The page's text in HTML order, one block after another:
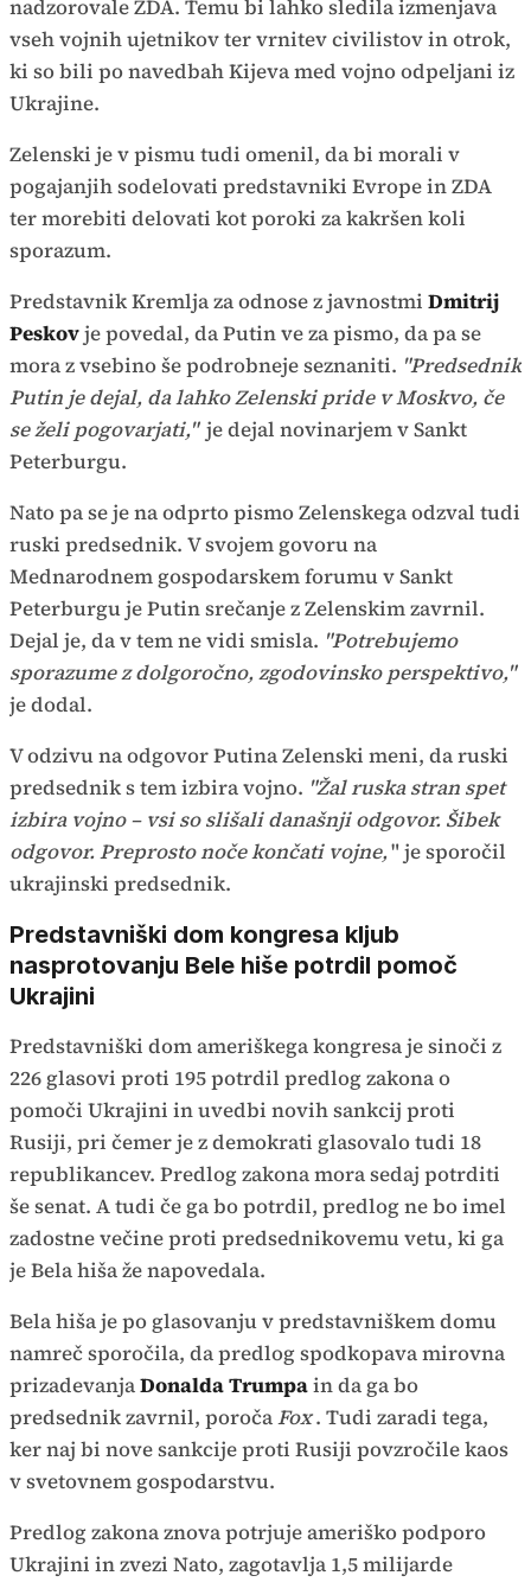
nadzorovale ZDA. Temu bi lahko sledila izmenjava
vseh vojnih ujetnikov ter vrnitev civilistov in otrok,
ki so bili po navedbah Kijeva med vojno odpeljani iz
Ukrajine.
Zelenski je v pismu tudi omenil, da bi morali v
pogajanjih sodelovati predstavniki Evrope in ZDA
ter morebiti delovati kot poroki za kakršen koli
sporazum.
Predstavnik Kremlja za odnose z javnostmi Dmitrij
Peskovje povedal, da Putin ve za pismo, da pa se
mora z vsebino še podrobneje seznaniti. "Predsednik
Putin je dejal, da lahko Zelenski pride v Moskvo, če
se želi pogovarjati," je dejal novinarjem v Sankt
Peterburgu.
Nato pa se je na odprto pismo Zelenskega odzval tudi
ruski predsednik. V svojem govoru na
Mednarodnem gospodarskem forumu v Sankt
Peterburgu je Putin srečanje z Zelenskim zavrnil.
Dejal je, da v tem ne vidi smisla. "Potrebujemo
sporazume z dolgoročno, zgodovinsko perspektivo,"
je dodal.
V odzivu na odgovor Putina Zelenski meni, da ruski
predsednik s tem izbira vojno. "Žal ruska stran spet
izbira vojno – vsi so slišali današnji odgovor. Šibek
odgovor. Preprosto noče končati vojne," je sporočil
ukrajinski predsednik.
Predstavniški dom kongresa kljub
nasprotovanju Bele hiše potrdil pomoč
Ukrajini
Predstavniški dom ameriškega kongresa je sinoči z
226 glasovi proti 195 potrdil predlog zakona o
pomoči Ukrajini in uvedbi novih sankcij proti
Rusiji, pri čemer je z demokrati glasovalo tudi 18
republikancev. Predlog zakona mora sedaj potrditi
še senat. A tudi če ga bo potrdil, predlog ne bo imel
zadostne večine proti predsednikovemu vetu, ki ga
je Bela hiša že napovedala.
Bela hiša je po glasovanju v predstavniškem domu
namreč sporočila, da predlog spodkopava mirovna
prizadevanjaDonalda Trumpain da ga bo
predsednik zavrnil, poročaFox. Tudi zaradi tega,
ker naj bi nove sankcije proti Rusiji povzročile kaos
v svetovnem gospodarstvu.
Predlog zakona znova potrjuje ameriško podporo
Ukrajini in zvezi Nato, zagotavlja 1,5 milijarde